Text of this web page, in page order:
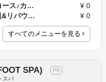
<ブライダル>選べるポイント制コース♪カウンセ…
¥ 0
≪A≫目標体重別価格の[通い放題&リバウンド補償３…
¥ 0
すべてのメニューを見る
SPA)
スパ